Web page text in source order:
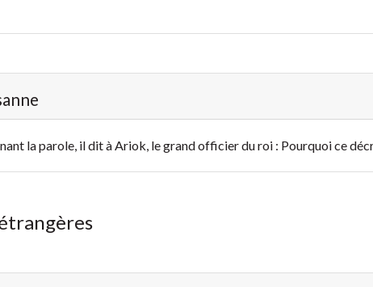
la parole, il dit à Ariok, le grand officier du roi : Pourquoi ce